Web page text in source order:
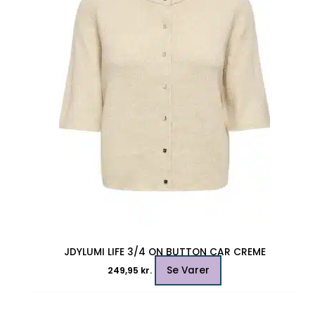
JDYLUMI LIFE 3/4 ON BUTTON CAR CREME
249,95 kr. Se Varer
Mulighederne
kan
vælges
på
varesiden